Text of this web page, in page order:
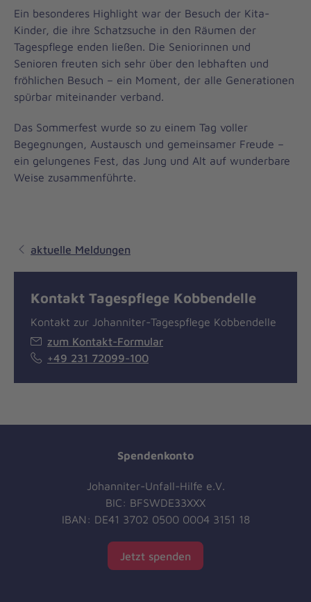
Ein besonderes Highlight war der Besuch der Kita-
Kinder, die ihre Schatzsuche in den Räumen der
Tagespflege enden ließen. Die Seniorinnen und
Senioren freuten sich sehr über den lebhaften und
fröhlichen Besuch – ein Moment, der alle Generationen
spürbar miteinander verband.
Das Sommerfest wurde so zu einem Tag voller
Begegnungen, Austausch und gemeinsamer Freude –
ein gelungenes Fest, das Jung und Alt auf wunderbare
Weise zusammenführte.
aktuelle Meldungen
Kontakt Tagespflege Kobbendelle
Kontakt zur Johanniter-Tagespflege Kobbendelle
zum Kontakt-Formular
+49 231 72099-100
Spendenkonto
Johanniter-Unfall-Hilfe e.V.
BIC: BFSWDE33XXX
IBAN: DE41 3702 0500 0004 3151 18
Jetzt spenden